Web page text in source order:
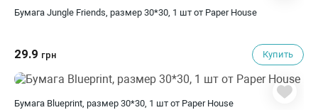
Бумага Jungle Friends, размер 30*30, 1 шт от Paper House
29.9 грн Купить
Бумага Blueprint, размер 30*30, 1 шт от Paper House